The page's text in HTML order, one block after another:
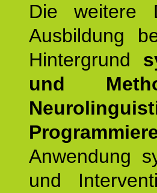
Die weitere
Ausbildung
Hintergrund
und
Anwendung
und